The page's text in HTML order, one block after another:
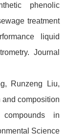
phenolic
treatment
liquid
Journal
Runzeng Liu,
composition
in
Science